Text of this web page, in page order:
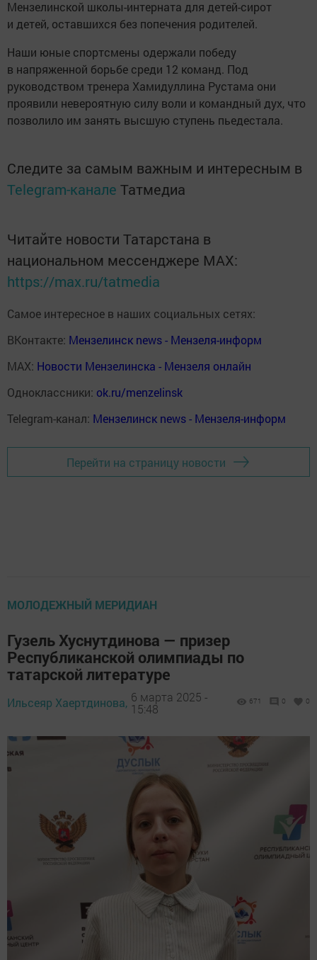
Мензелинской школы-интерната для детей-сирот
и детей, оставшихся без попечения родителей.
Наши юные спортсмены одержали победу
в напряженной борьбе среди 12 команд. Под
руководством тренера Хамидуллина Рустама они
проявили невероятную силу воли и командный дух, что
позволило им занять высшую ступень пьедестала.
Следите за самым важным и интересным в
Telegram-канале Татмедиа
Читайте новости Татарстана в
национальном мессенджере MАХ:
https://max.ru/tatmedia
Самое интересное в наших социальных сетях:
ВКонтакте: Мензелинск news - Мензеля-информ
MAX: Новости Мензелинска - Мензеля онлайн
Одноклассники: ok.ru/menzelinsk
Telegram-канал: Мензелинск news - Мензеля-информ
Перейти на страницу новости
МОЛОДЕЖНЫЙ МЕРИДИАН
Гузель Хуснутдинова — призер
Республиканской олимпиады по
татарской литературе
Ильсеяр Хаертдинова, 6 марта 2025 -
15:48
671 0 0